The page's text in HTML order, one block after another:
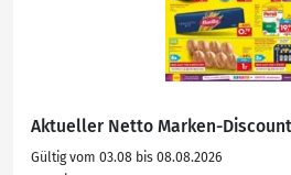
Aktueller Netto Marken-
Gültig vom 03.08 bis 08.08.2026